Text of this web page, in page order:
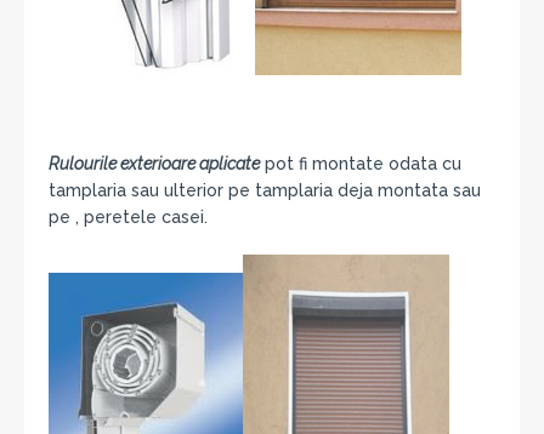
Rulourile exterioare aplicatepot fi montate odata cu
tamplaria sau ulterior pe tamplaria deja montata sau
pe , peretele casei.